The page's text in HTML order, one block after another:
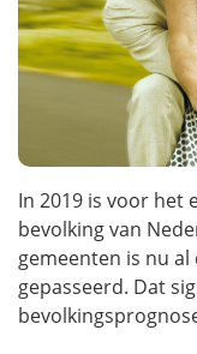
In 2019 is voor het
bevolking van
gemeenten is nu
gepasseerd. Dat